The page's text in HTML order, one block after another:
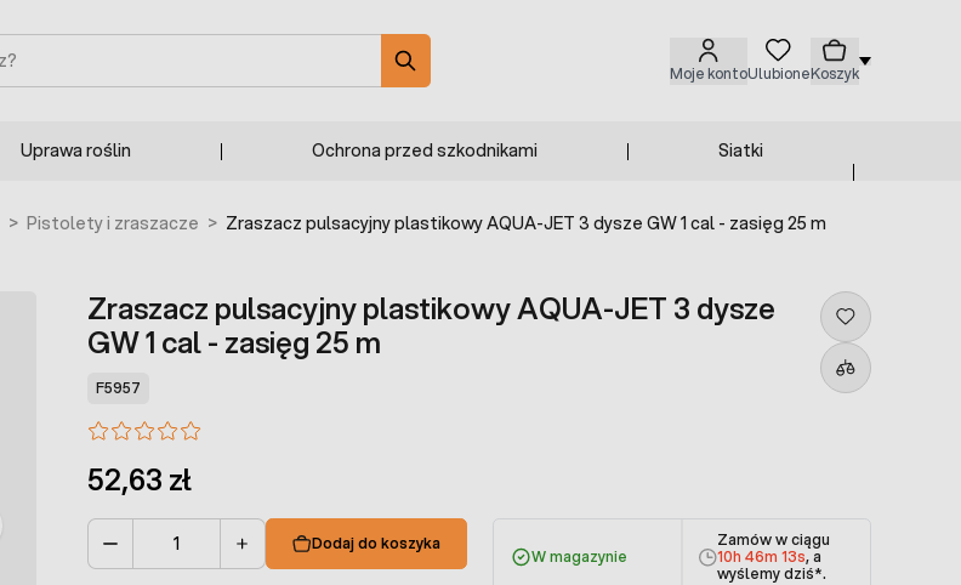
Moje kontoUlubioneKoszyk
Uprawa roślin Ochrona przed szkodnikami Siatki
> Pistolety i zraszacze > Zraszacz pulsacyjny plastikowy AQUA-JET 3 dysze GW 1 cal - zasięg 25 m
Zraszacz pulsacyjny plastikowy AQUA-JET 3 dysze
GW 1 cal - zasięg 25 m
F5957
52,63 zł
Dodaj do koszyka
W magazynie
Zamów w ciągu
10h 46m 13s, a
wyślemy dziś*.